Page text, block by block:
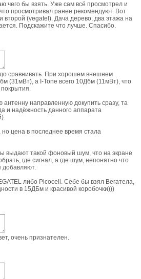
чего бы взять. Уже сам всё просмотрел и
что просмотривал ранее рекомендуют. Вот
(vegatel). Дача дерево, два этажа на
Подскажите что лучше. Спасибо.
сравнивать. При хорошем внешнем
(31мВт), а I-Tone всего 10Дбм (11мВт), что
покрытия.
направленную докупить сразу, та
и надёжность данного аппарата
цена в последнее время стала
выдают такой фоновый шум, что на экране
где сигнал, а где шум, непонятно что
добавляют.
либо Picocell. Себе бы взял Вегатела,
в 15ДБм и красивой коробочки)))
очень признателен.